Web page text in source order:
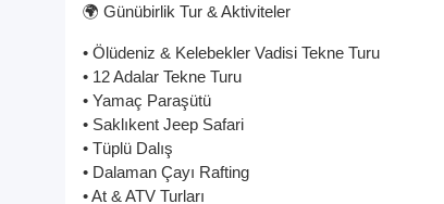
🌍 Günübirlik Tur & Aktiviteler
• Ölüdeniz & Kelebekler Vadisi Tekne Turu
• 12 Adalar Tekne Turu
• Yamaç Paraşütü
• Saklıkent Jeep Safari
• Tüplü Dalış
• Dalaman Çayı Rafting
• At & ATV Turları